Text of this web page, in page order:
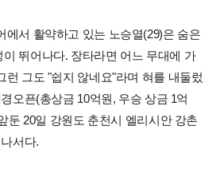
에서 활약하고 있는 노승열(29)은 숨은
뛰어나다. 장타라면 어느 무대에 가
런 그도 "쉽지 않네요"라며 혀를 내둘렀
오픈(총상금 10억원, 우승 상금 1억
둔 20일 강원도 춘천시 엘리시안 강촌
서다.